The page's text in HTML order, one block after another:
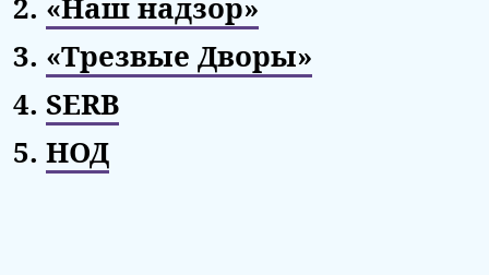
«Трезвые Дворы»
SERB
НОД